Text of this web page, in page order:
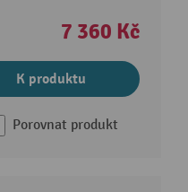
7 360 Kč
K produktu
Porovnat produkt